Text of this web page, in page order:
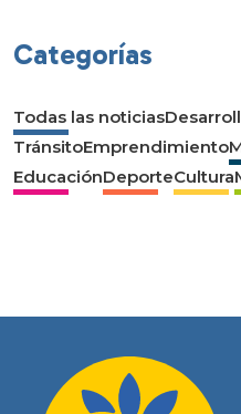
Categorías
Todas las noticias
TránsitoEmprendimiento
EducaciónDeporteCultura